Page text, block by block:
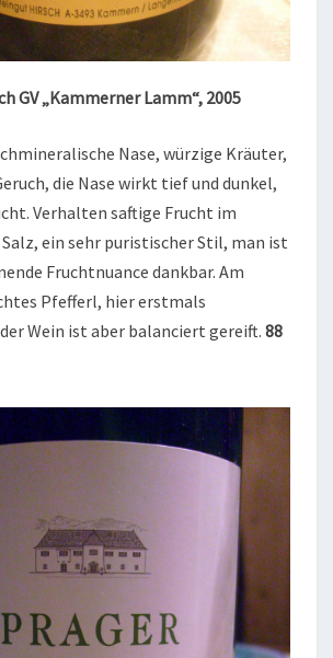
GV „Kammerner Lamm“, 2005
Nase, würzige Kräuter,
die Nase wirkt tief und dunkel,
Verhalten saftige Frucht im
ein sehr puristischer Stil, man ist
Fruchtnuance dankbar. Am
Pfefferl, hier erstmals
Wein ist aber balanciert gereift. 88